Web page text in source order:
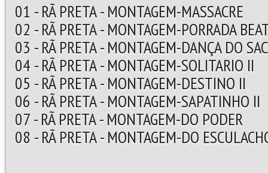
01 - RÃ PRETA - MONTAGEM-MASSACRE
02 - RÃ PRETA - MONTAGEM-PORRADA
03 - RÃ PRETA - MONTAGEM-DANÇA DO
04 - RÃ PRETA - MONTAGEM-SOLITARIO II
05 - RÃ PRETA - MONTAGEM-DESTINO II
06 - RÃ PRETA - MONTAGEM-SAPATINHO II
07 - RÃ PRETA - MONTAGEM-DO PODER
08 - RÃ PRETA - MONTAGEM-DO